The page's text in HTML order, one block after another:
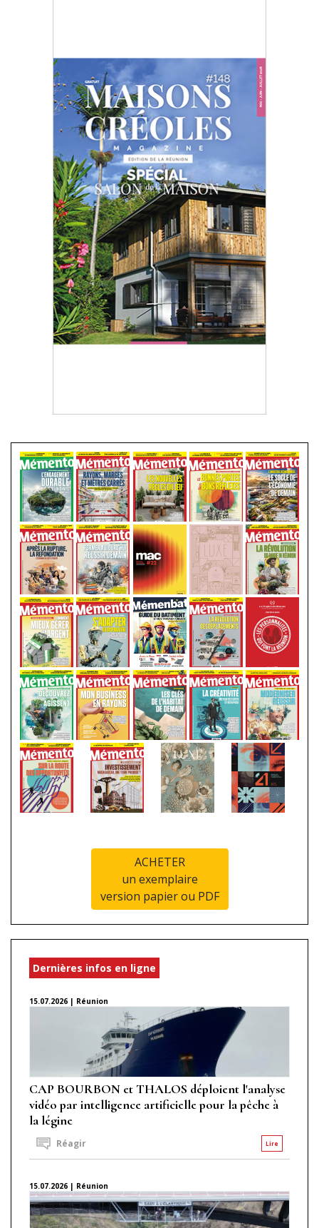
ACHETER
un exemplaire
version papier ou PDF
Dernières infos en ligne
15.07.2026 | Réunion
CAP BOURBON et THALOS déploient l'analyse
vidéo par intelligence artificielle pour la pêche à
la légine
Lire
Réagir
15.07.2026 | Réunion